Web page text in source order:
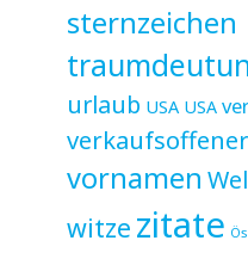
sternzeichen
urlaub USA USA
vornamen
witze zitate